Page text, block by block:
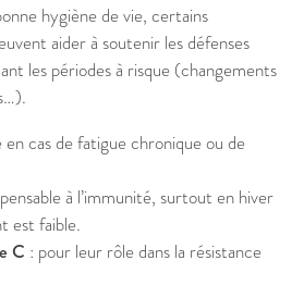
hygiène de vie, certains
aider à soutenir les défenses
les périodes à risque (changements
en cas de fatigue chronique ou de
à l’immunité, surtout en hiver
est faible.
C : pour leur rôle dans la résistance